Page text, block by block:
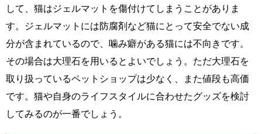
して、猫はジェルマットを傷付けてしまうことがありま
す。ジェルマットには防腐剤など猫にとって安全でない成
分が含まれているので、噛み癖がある猫には不向きです。
その場合は大理石を用いるとよいでしょう。ただ大理石を
取り扱っているペットショップは少なく、また値段も高価
です。猫や自身のライフスタイルに合わせたグッズを検討
してみるのが一番でしょう。